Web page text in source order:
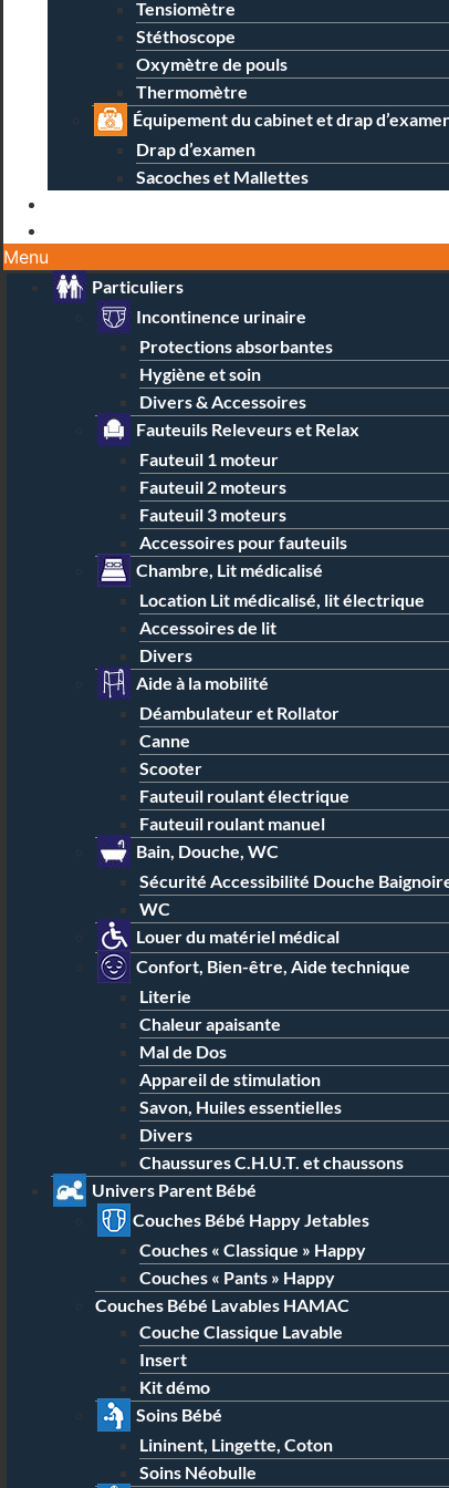
Tensiomètre
Stéthoscope
Oxymètre de pouls
Thermomètre
Équipement du cabinet et drap
Drap d’examen
Sacoches et Mallettes
Menu
Particuliers
Incontinence urinaire
Protections absorbantes
Hygiène et soin
Divers & Accessoires
Fauteuils Releveurs et Relax
Fauteuil 1 moteur
Fauteuil 2 moteurs
Fauteuil 3 moteurs
Accessoires pour fauteuils
Chambre, Lit médicalisé
Location Lit médicalisé, lit électrique
Accessoires de lit
Divers
Aide à la mobilité
Déambulateur et Rollator
Canne
Scooter
Fauteuil roulant électrique
Fauteuil roulant manuel
Bain, Douche, WC
Sécurité Accessibilité Douche
WC
Louer du matériel médical
Confort, Bien-être, Aide technique
Literie
Chaleur apaisante
Mal de Dos
Appareil de stimulation
Savon, Huiles essentielles
Divers
Chaussures C.H.U.T. et chaussons
Univers Parent Bébé
Couches Bébé Happy Jetables
Couches « Classique » Happy
Couches « Pants » Happy
Couches Bébé Lavables HAMAC
Couche Classique Lavable
Insert
Kit démo
Soins Bébé
Lininent, Lingette, Coton
Soins Néobulle